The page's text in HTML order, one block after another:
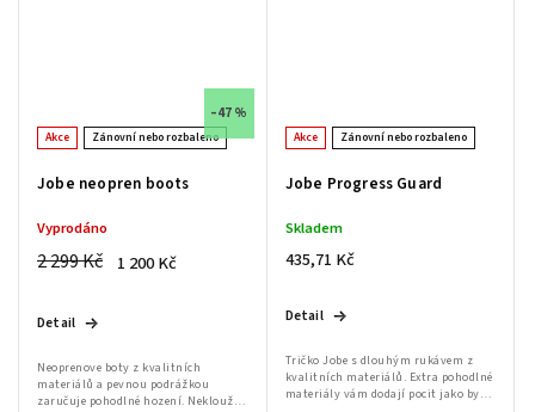
Akce Zánovní nebo rozbaleno
–47 %
Jobe neopren boots
Vyprodáno
2 299 Kč 1 200 Kč
Detail
Neoprenove boty z kvalitních
materiálů a pevnou podrážkou
zaručuje pohodlné hození. Nekloužou
Akce Zánovní nebo rozbaleno
Jobe Progress Guard
Skladem
435,71 Kč
Detail
Tričko Jobe s dlouhým rukávem z
kvalitních materiálů. Extra pohodlné
materiály vám dodají pocit jako by